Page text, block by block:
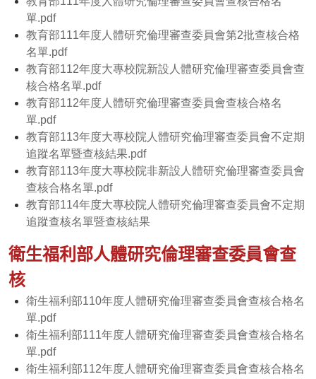
單.pdf
教育部111年度人體研究倫理審查委員會第2批查核合格
名單.pdf
教育部112年度大專校院新設人體研究倫理審查委員會查
核合格名單.pdf
教育部112年度人體研究倫理審查委員會查核合格名
單.pdf
教育部113年度大專校院人體研究倫理審查委員會不定期
追蹤名單暨查核結果.pdf
教育部113年度大專校院非新設人體研究倫理審查委員會
查核合格名單.pdf
教育部114年度大專校院人體研究倫理審查委員會不定期
追蹤查核名單暨查核結果
衛生福利部人體研究倫理審查委員會查
核
衛生福利部110年度人體研究倫理審查委員會查核合格名
單.pdf
衛生福利部111年度人體研究倫理審查委員會查核合格名
單.pdf
衛生福利部112年度人體研究倫理審查委員會查核合格名